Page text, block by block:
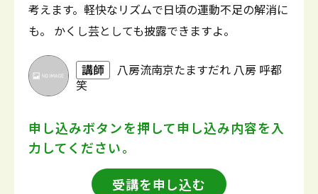
考えます。軽快なリズムで日頃の運動不足の解消に
も。 かくし芸としても披露できますよ。
講師
八房流南京たますだれ 八房 呼都
笑
申し込みボタンを押して申し込み内容を入
力してください。
受講を申し込む